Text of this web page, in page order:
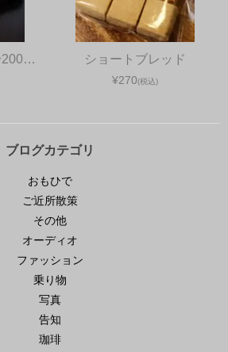
200… ショートブレッド
¥270(税込)
ブログカテゴリ
おもひで
ご近所散策
その他
オーディオ
ファッション
乗り物
写真
告知
珈琲